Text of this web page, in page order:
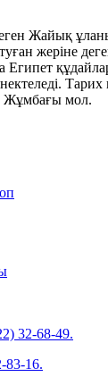
Жайық
жеріне
Египет
Жұмбағы мол.
32-68-49.
83-16.